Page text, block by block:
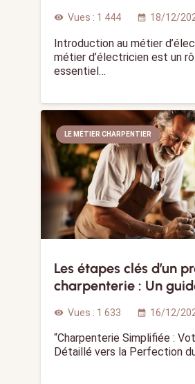
visibility Vues : 1 444 calendar_month 18/12/
Introduction au métier
métier d’électricien est un
essentiel…
LE MÉTIER CHARPENTIER
Les étapes clés d’un
charpenterie : Un
visibility Vues : 1 633 calendar_month 16/12/
“Charpenterie Simplifiée :
Détaillé vers la Perfection